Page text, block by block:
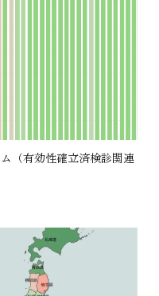
（有効性確立済検診関連